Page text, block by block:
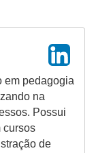
em pedagogia
na
Possui
cursos
de